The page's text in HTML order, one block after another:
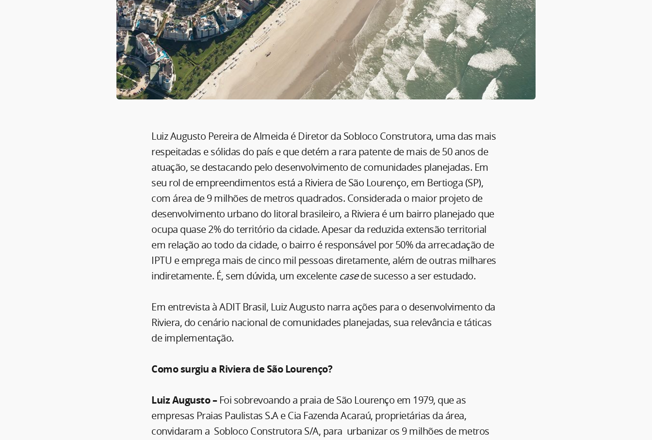
Luiz Augusto Pereira de Almeida é Diretor da Sobloco Construtora, uma das mais
respeitadas e sólidas do país e que detém a rara patente de mais de 50 anos de
atuação, se destacando pelo desenvolvimento de comunidades planejadas. Em
seu rol de empreendimentos está a Riviera de São Lourenço, em Bertioga (SP),
com área de 9 milhões de metros quadrados. Considerada o maior projeto de
desenvolvimento urbano do litoral brasileiro, a Riviera é um bairro planejado que
ocupa quase 2% do território da cidade. Apesar da reduzida extensão territorial
em relação ao todo da cidade, o bairro é responsável por 50% da arrecadação de
IPTU e emprega mais de cinco mil pessoas diretamente, além de outras milhares
indiretamente. É, sem dúvida, um excelente casede sucesso a ser estudado.
Em entrevista à ADIT Brasil, Luiz Augusto narra ações para o desenvolvimento da
Riviera, do cenário nacional de comunidades planejadas, sua relevância e táticas
de implementação.
Como surgiu a Riviera de São Lourenço?
Luiz Augusto – Foi sobrevoando a praia de São Lourenço em 1979, que as
empresas Praias Paulistas S.A e Cia Fazenda Acaraú, proprietárias da área,
convidaram a Sobloco Construtora S/A, para urbanizar os 9 milhões de metros